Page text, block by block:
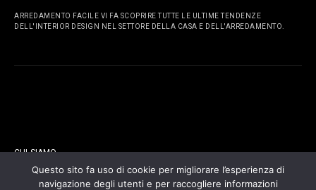
ARREDAMENTO FACILE VI FA SCOPRIRE TUTTE LE ULTIME TENDENZE
DELL'INTERIOR DESIGN NEL SETTORE DELLA CASA E DELL'ARREDAMENTO.
CHI SIAMO
Questo sito fa uso di cookie per migliorare l’esperienza di
navigazione degli utenti e per raccogliere informazioni